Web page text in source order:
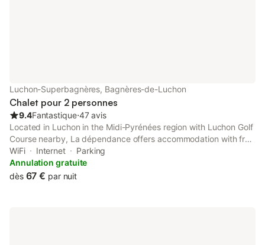
Luchon-Superbagnères, Bagnères-de-Luchon
Chalet pour 2 personnes
9.4Fantastique⋅47 avis
Located in Luchon in the Midi-Pyrénées region with Luchon Golf
Course nearby, La dépendance offers accommodation with free
private parking. The property features mountain and river
views, and is 15 km from Col de Peyresourde.
WiFi Internet
Parking
Annulation gratuite
dès 67 € par nuit